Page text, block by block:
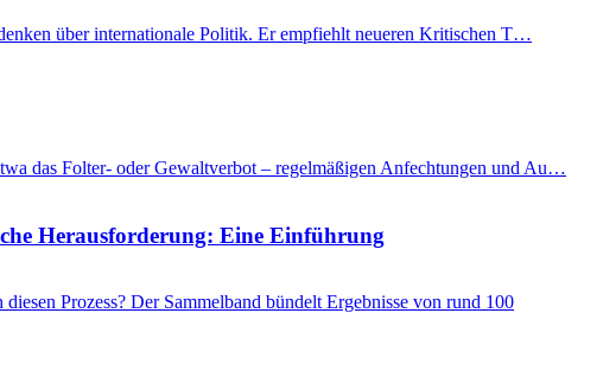
über internationale Politik. Er empfiehlt neueren Kritischen T…
das Folter- oder Gewaltverbot – regelmäßigen Anfechtungen und Au…
Herausforderung: Eine Einführung
Prozess? Der Sammelband bündelt Ergebnisse von rund 100